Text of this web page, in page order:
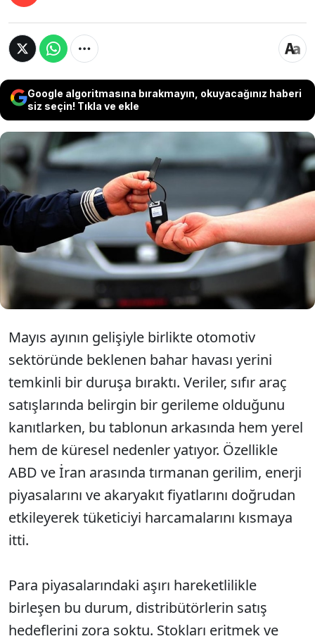
Google algoritmasına bırakmayın, okuyacağınız haberi
siz seçin! Tıkla ve ekle
Piyasadaki durgunluk ve küresel ekonomik
belirsizlikler, otomobil devlerini radikal kararlar
almaya itti. Satışlardaki daralmanın ardından
Mayıs ayında zam yapmama kararı alan
markalar, güncel fiyat listelerini paylaştı. İşte en
ucuz sıfır otomobillerin tam listesi.
Mayıs ayının gelişiyle birlikte otomotiv
sektöründe beklenen bahar havası yerini
temkinli bir duruşa bıraktı. Veriler, sıfır araç
satışlarında belirgin bir gerileme olduğunu
kanıtlarken, bu tablonun arkasında hem yerel
hem de küresel nedenler yatıyor. Özellikle
ABD ve İran arasında tırmanan gerilim, enerji
piyasalarını ve akaryakıt fiyatlarını doğrudan
etkileyerek tüketiciyi harcamalarını kısmaya
itti.
Para piyasalarındaki aşırı hareketlilikle
birleşen bu durum, distribütörlerin satış
hedeflerini zora soktu. Stokları eritmek ve